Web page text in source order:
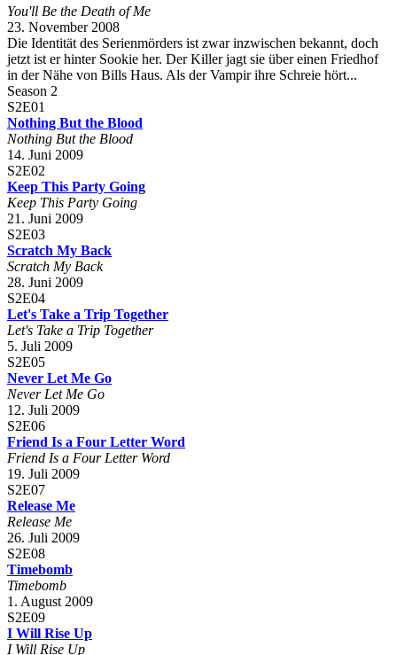
You'll Be the Death of Me
23. November 2008
Die Identität des Serienmörders ist zwar inzwischen bekannt, doch
jetzt ist er hinter Sookie her. Der Killer jagt sie über einen Friedhof
in der Nähe von Bills Haus. Als der Vampir ihre Schreie hört...
Season 2
S2E01
Nothing But the Blood
Nothing But the Blood
14. Juni 2009
S2E02
Keep This Party Going
Keep This Party Going
21. Juni 2009
S2E03
Scratch My Back
Scratch My Back
28. Juni 2009
S2E04
Let's Take a Trip Together
Let's Take a Trip Together
5. Juli 2009
S2E05
Never Let Me Go
Never Let Me Go
12. Juli 2009
S2E06
Friend Is a Four Letter Word
Friend Is a Four Letter Word
19. Juli 2009
S2E07
Release Me
Release Me
26. Juli 2009
S2E08
Timebomb
Timebomb
1. August 2009
S2E09
I Will Rise Up
I Will Rise Up